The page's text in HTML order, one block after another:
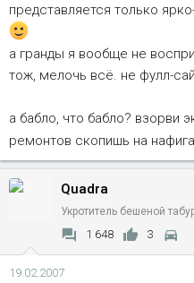
представляется только
а гранды я вообще не
тож, мелочь всё. не фулл-
а бабло, что бабло? взорви
ремонтов скопишь на
Quadra
Укротитель бешеной
1 648 3
19.02.2007